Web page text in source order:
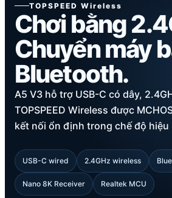
TOPSPEED Wireless
Chơi bằng
Chuyển máy
Bluetooth.
A5 V3 hỗ trợ USB-C có dây,
TOPSPEED Wireless được
kết nối ổn định trong chế độ hiệu
USB-C wired 2.4GHz wireless
Nano 8K Receiver Realtek MCU